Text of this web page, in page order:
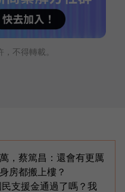
不得轉載。
，蔡篤昌：還會有更厲
房都搬上樓？
支援金通過了嗎？我